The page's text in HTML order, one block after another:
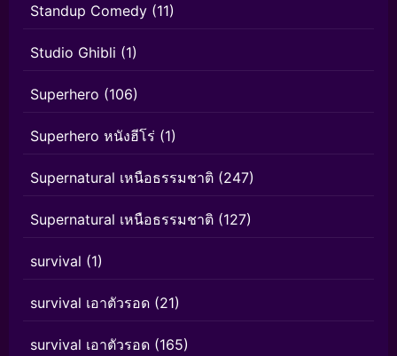
Standup Comedy (11)
Studio Ghibli (1)
Superhero (106)
Superhero หนังฮีโร่ (1)
Supernatural เหนือธรรมชาติ (247)
Supernatural เหนือธรรมชาติ (127)
survival (1)
survival เอาตัวรอด (21)
survival เอาตัวรอด (165)